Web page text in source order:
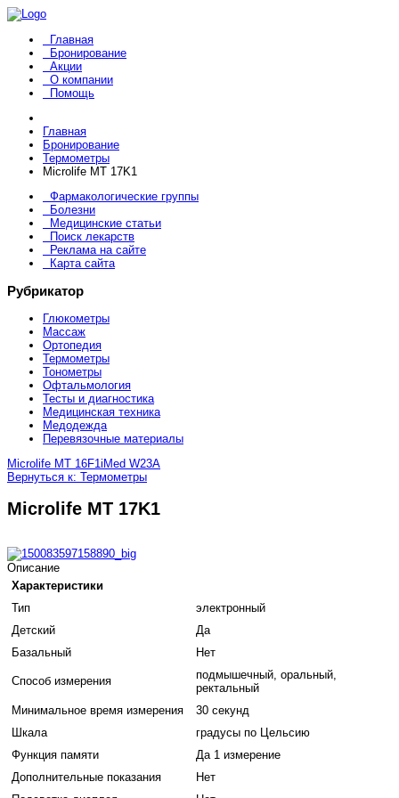
Главная
Бронирование
Акции
О компании
Помощь
Главная
Бронирование
Термометры
Microlife MT 17K1
Фармакологические группы
Болезни
Медицинские статьи
Поиск лекарств
Реклама на сайте
Карта сайта
Рубрикатор
Глюкометры
Массаж
Ортопедия
Термометры
Тонометры
Офтальмология
Тесты и диагностика
Медицинская техника
Медодежда
Перевязочные материалы
Microlife MT 16F1iMed W23А
Вернуться к: Термометры
Microlife MT 17K1
Описание
Характеристики
Тип
электронный
Детский
Да
Базальный
Нет
Способ измерения
подмышечный, оральный,
ректальный
Минимальное время измерения
30 секунд
Шкала
градусы по Цельсию
Функция памяти
Да 1 измерение
Дополнительные показания
Нет